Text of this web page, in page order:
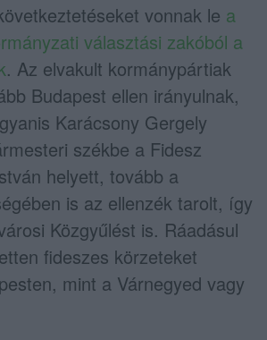
vonnak le a
választási zakóból a
. Az elvakult kormánypártiak
Budapest ellen irányulnak,
Karácsony Gergely
székbe a Fidesz
helyett, tovább a
is az ellenzék tarolt, így
Közgyűlést is. Ráadásul
fideszes körzeteket
mint a Várnegyed vagy